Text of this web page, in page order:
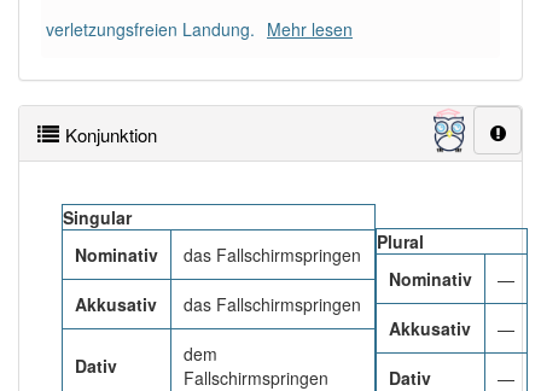
Wörter mit Endung-fallschirmspringen
korrekt erraten.
verletzungsfreien Landung. Mehr lesen
Konjunktion
Singular
Nominativ
das Fallschirmspringen
Akkusativ das Fallschirmspringen
Dativ
dem
Fallschirmspringen
Plural
Nominativ
—
Akkusativ —
Dativ —